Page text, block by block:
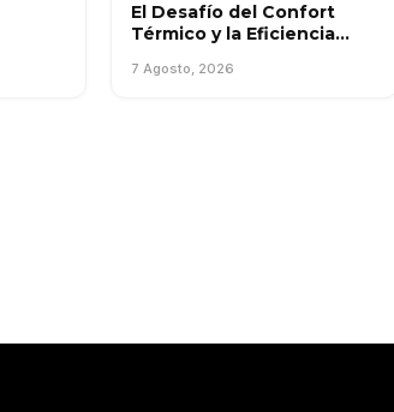
INTERÉS GENERAL
El Desafío del Confort
Térmico y la Eficiencia
Medianos Urbanos
7 Agosto, 2026